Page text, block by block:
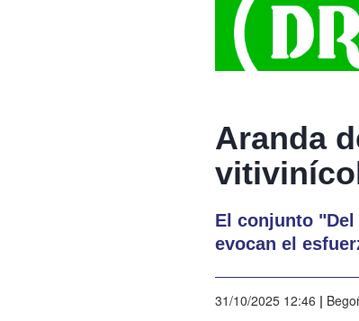
Aranda
El conjunto
evocan el
31/10/2025 12:46 |